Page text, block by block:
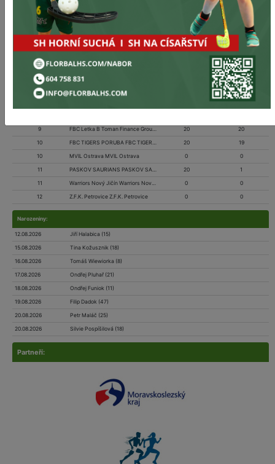
5 TJ Sokol Šenov TJ Sokol Šenov 33
5 0
6 FBC Cannibals Lipník FBC Cannibals Lipník 20 28
6 FBC ZŠ Uničov FBC ZŠ Uničov 0
7 FbK Horní Suchá FbK Horní Suchá 0
7 Saros Olomouc Saros Olomouc 26
8 25
0
9 FBC Letka B Toman Finance Group FBC Letka B Toman Finance Group 20 20
10 FBC TIGERS PORUBA FBC TIGERS PORUBA 20 19
10 MVIL Ostrava MVIL Ostrava 0 0
11 PASKOV SAURIANS PASKOV SAURIANS 20 1
11 Warriors Nový Jičín Warriors Nový Jičín 0 0
12 Z.F.K. Petrovice Z.F.K. Petrovice 0 0
Narozeniny:
12.08.2026 Jiří Halabica (15)
15.08.2026 Tina Kožusznik (18)
16.08.2026 Tomáš Wiewiorka (8)
17.08.2026 Ondřej Pluhař (21)
18.08.2026 Ondřej Funiok (11)
19.08.2026 Filip Dadok (47)
20.08.2026 Petr Maláč (25)
20.08.2026 Silvie Pospíšilová (18)
Partneří: